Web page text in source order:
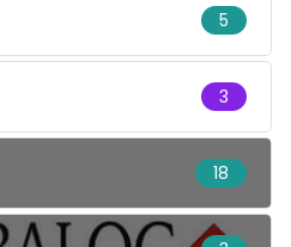
5
3
18